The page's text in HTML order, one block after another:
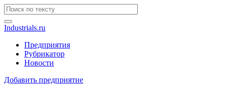
Industrials.ru
Предприятия
Рубрикатор
Новости
Добавить предприятие